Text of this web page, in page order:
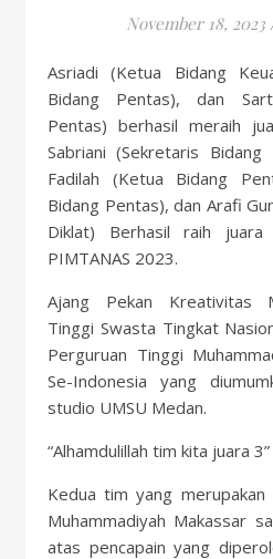
November 18, 2023
Asriadi (Ketua Bidang Keuangan), Luki (Anggota
Bidang Pentas), dan
Pentas) berhasil meraih
Sabriani (Sekretaris Bidang
Fadilah (Ketua Bidang
Bidang Pentas), dan Arafi
Diklat) Berhasil raih
PIMTANAS 2023.
Ajang Pekan Kreativitas
Tinggi Swasta Tingkat
Perguruan Tinggi
Se-Indonesia yang
studio UMSU Medan.
“Alhamdulillah tim kita juara
Kedua tim yang merupakan
Muhammadiyah Makassar
atas pencapain yang